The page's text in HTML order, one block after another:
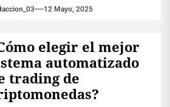
12 Mayo, 2025
elegir el mejor
automatizado
trading de